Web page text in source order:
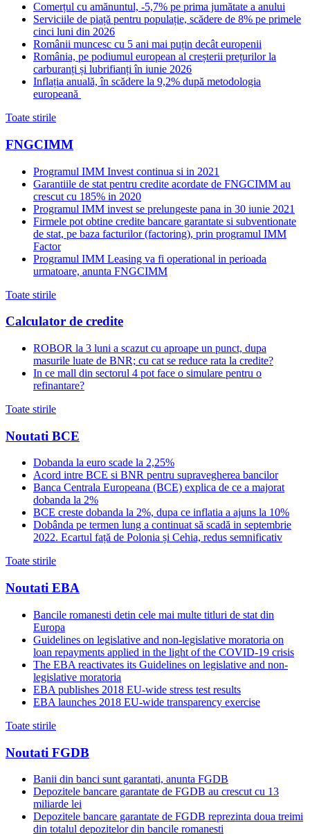
Comerțul cu amănuntul, -5,7% pe prima jumătate a anului
Serviciile de piață pentru populație, scădere de 8% pe primele
cinci luni din 2026
Românii muncesc cu 5 ani mai puțin decât europenii
România, pe podiumul european al creșterii prețurilor la
carburanți și lubrifianți în iunie 2026
Inflația anuală, în scădere la 9,2% după metodologia
europeană
Toate stirile
FNGCIMM
Programul IMM Invest continua si in 2021
Garantiile de stat pentru credite acordate de FNGCIMM au
crescut cu 185% in 2020
Programul IMM invest se prelungeste pana in 30 iunie 2021
Firmele pot obtine credite bancare garantate si subventionate
de stat, pe baza facturilor (factoring), prin programul IMM
Factor
Programul IMM Leasing va fi operational in perioada
urmatoare, anunta FNGCIMM
Toate stirile
Calculator de credite
ROBOR la 3 luni a scazut cu aproape un punct, dupa
masurile luate de BNR; cu cat se reduce rata la credite?
In ce mall din sectorul 4 pot face o simulare pentru o
refinantare?
Toate stirile
Noutati BCE
Dobanda la euro scade la 2,25%
Acord intre BCE si BNR pentru supravegherea bancilor
Banca Centrala Europeana (BCE) explica de ce a majorat
dobanda la 2%
BCE creste dobanda la 2%, dupa ce inflatia a ajuns la 10%
Dobânda pe termen lung a continuat să scadă in septembrie
2022. Ecartul față de Polonia și Cehia, redus semnificativ
Toate stirile
Noutati EBA
Bancile romanesti detin cele mai multe titluri de stat din
Europa
Guidelines on legislative and non-legislative moratoria on
loan repayments applied in the light of the COVID-19 crisis
The EBA reactivates its Guidelines on legislative and non-
legislative moratoria
EBA publishes 2018 EU-wide stress test results
EBA launches 2018 EU-wide transparency exercise
Toate stirile
Noutati FGDB
Banii din banci sunt garantati, anunta FGDB
Depozitele bancare garantate de FGDB au crescut cu 13
miliarde lei
Depozitele bancare garantate de FGDB reprezinta doua treimi
din totalul depozitelor din bancile romanesti